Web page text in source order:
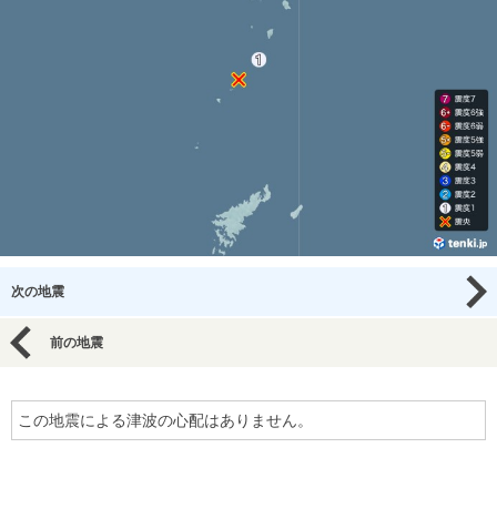
次の地震
前の地震
この地震による津波の心配はありません。